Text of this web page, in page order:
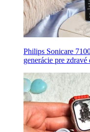
Philips Sonicare
generácie pre zdravé